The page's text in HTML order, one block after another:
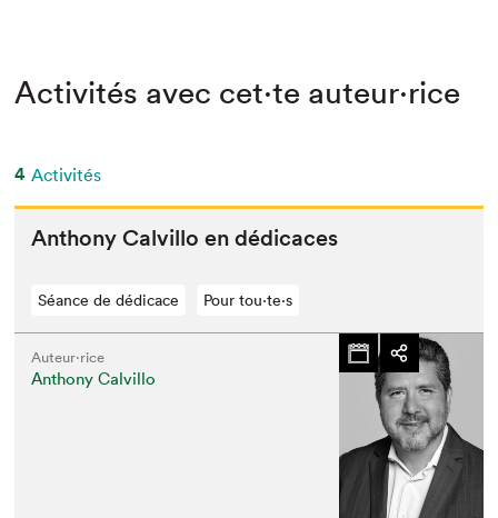
Activités avec cet·te auteur·rice
4 Activités
Antho­ny Calvil­lo en dédicaces
Séance de dédicace Pour tou⋅te⋅s
Auteur·rice
Anthony Calvillo